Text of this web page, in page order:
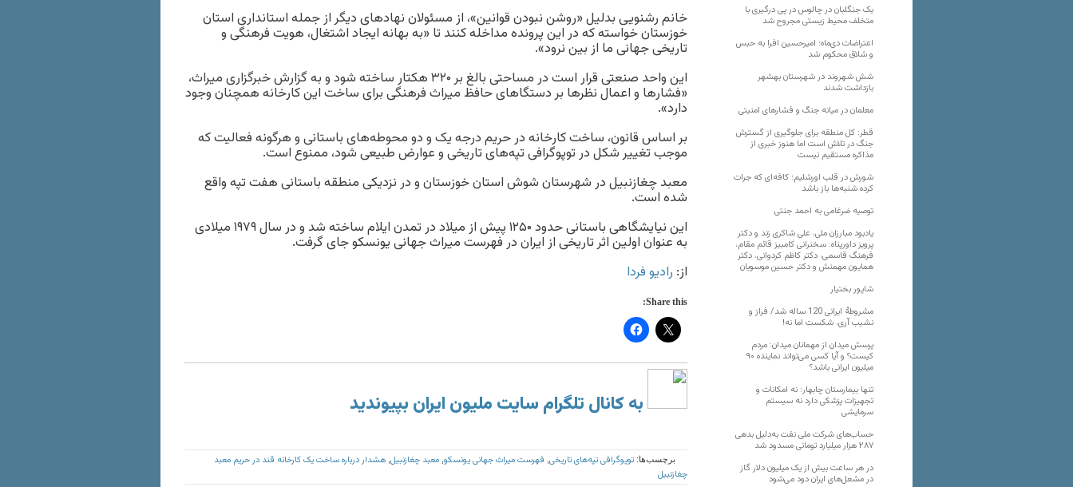
خانم رشنویی بدلیل «روشن نبودن قوانین»، از مسئولان نهادهای دیگر از جمله استانداری استان
خوزستان خواسته که در این پرونده مداخله کنند تا «به بهانه ایجاد اشتغال، هویت فرهنگی و
تاریخی جهانی ما از بین نرود».
این واحد صنعتی قرار است در مساحتی بالغ بر ۳۲۰ هکتار ساخته شود و به گزارش خبرگزاری میراث،
«فشارها و اعمال نظرها بر دستگاهای حافظ میراث فرهنگی برای ساخت این کارخانه همچنان وجود
دارد».
بر اساس قانون، ساخت کارخانه در حریم درجه یک و دو محوطه‌های باستانی و هرگونه فعالیت که
موجب تغییر شکل در توپوگرافی تپه‌های تاریخی و عوارض طبیعی شود، ممنوع است.
معبد چغازنبیل در شهرستان شوش استان خوزستان و در نزدیکی منطقه باستانی هفت تپه واقع
شده است.
این نیایشگاهی باستانی حدود ۱۲۵۰ پیش از میلاد در تمدن ایلام ساخته شد و در سال ۱۹۷۹ میلادی
به عنوان اولین اثر تاریخی از ایران در فهرست میراث جهانی یونسکو جای گرفت.
از: رادیو فردا
Share this:
به کانال تلگرام سایت ملیون ایران بپیوندید
برچسب‌ها: توپوگرافی تپه‌های تاریخی فهرست میراث جهانی یونسکو معبد چغازنبیل هشدار درباره ساخت یک کارخانه قند در حریم معبد
چغازنبیل
یک جنگلبان در چالوس در پی درگیری با
متخلف محیط زیستی مجروح شد
اعتراضات دی‌ماه؛ امیرحسین افرا به حبس
و شلاق محکوم شد
شش شهروند در شهرستان بهشهر
بازداشت شدند
معلمان در میانه جنگ و فشارهای امنیتی
قطر: کل منطقه برای جلوگیری از گسترش
جنگ در تلاش است اما هنوز خبری از
مذاکره مستقیم نیست
شورش در قلب اورشلیم؛ کافه‌ای که جرات
کرده شنبه‌ها باز باشد
توصیه ضرغامی به احمد جنتی
یادبود مبارزان ملی، علی شاکری زند و دکتر
پرویز داورپناه: سخنرانی کامبیز قائم مقام،
فرهنگ قاسمی، دکتر کاظم کردوانی، دکتر
همایون مهمنش و دکتر حسین موسویان
شاپور بختیار
مشروطۀ ایرانی 120 ساله شد/ فراز و
نشیب آری، شکست اما نه!
پرسش میدان از مهمانان میدان: مردم
کیست؟ و آیا کسی می‌تواند نماینده ۹۰
میلیون ایرانی باشد؟
تنها بیمارستان چابهار؛ نه امکانات و
تجهیزات پزشکی دارد نه سیستم
سرمایشی
حساب‌های شرکت ملی نفت به‌دلیل بدهی
۲۸۷ هزار میلیارد تومانی مسدود شد
در هر ساعت بیش از یک میلیون دلار گاز
در مشعل‌های ایران دود می‌شود